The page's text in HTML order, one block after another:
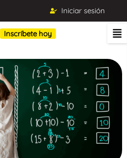
Iniciar sesión
Inscríbete hoy